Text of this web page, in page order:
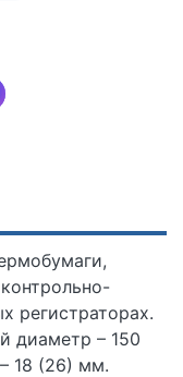
регистраторах.
диаметр – 150
18 (26) мм.